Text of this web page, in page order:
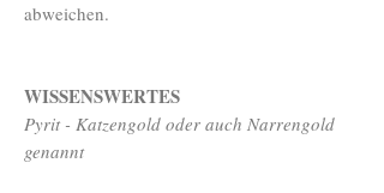
abweichen.
WISSENSWERTES
Pyrit - Katzengold oder auch Narrengold
genannt